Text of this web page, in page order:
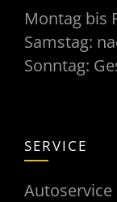
Montag bis
Samstag:
Sonntag:
SERVICE
Autoservice